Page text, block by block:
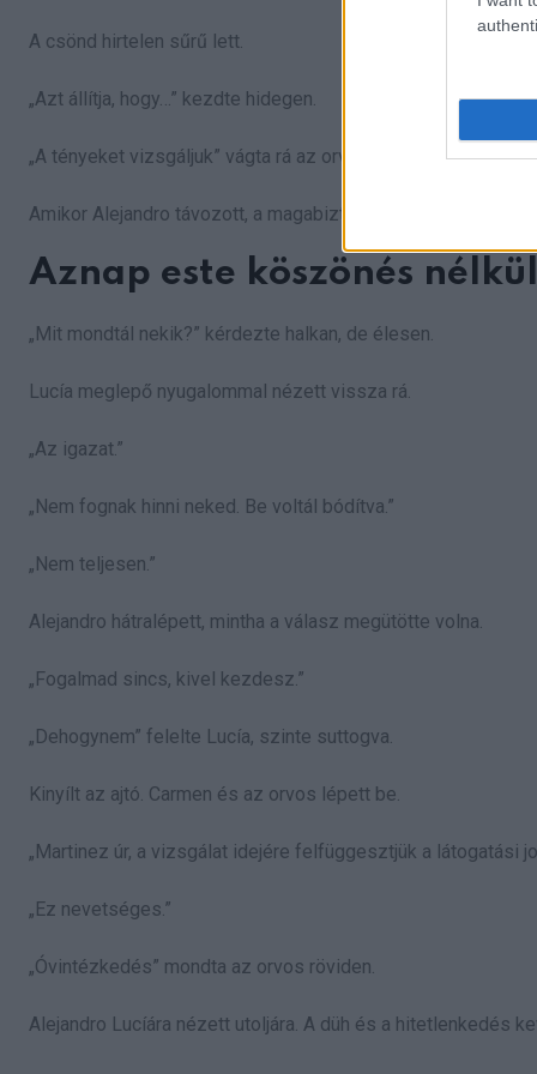
A csönd hirtelen sűrű lett.
„Azt állítja, hogy…” kezdte hidegen.
„A tényeket vizsgáljuk” vágta rá az orvos.
Amikor Alejandro távozott, a magabiztossága megingottnak
Aznap este köszönés
„Mit mondtál nekik?” kérdezte halkan, de élesen.
Lucía meglepő nyugalommal nézett vissza rá.
„Az igazat.”
„Nem fognak hinni neked. Be voltál bódítva.”
„Nem teljesen.”
Alejandro hátralépett, mintha a válasz megütötte volna.
„Fogalmad sincs, kivel kezdesz.”
„Dehogynem” felelte Lucía, szinte suttogva.
Kinyílt az ajtó. Carmen és az orvos lépett be.
„Martinez úr, a vizsgálat idejére felfüggesztjük a látogatási
„Ez nevetséges.”
„Óvintézkedés” mondta az orvos röviden.
Alejandro Lucíára nézett utoljára. A düh és a hitetlenkedés